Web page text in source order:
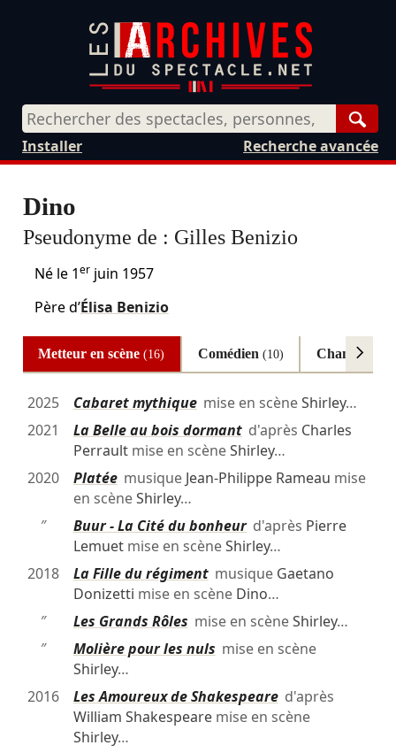
Recherche avancée
Installer
Dino
Pseudonyme de : Gilles Benizio
Né le 1erjuin 1957
Père d’Élisa Benizio
Metteur en scène(16) Comédien (10) Chanteur
2025 Cabaret mythiquemise en scèneShirley…
2021
La Belle au bois dormantd'après Charles
Perraultmise en scèneShirley…
2020
Platéemusique Jean-Philippe Rameau mise
en scèneShirley…
″
Buur - La Cité du bonheurd'après Pierre
Lemuetmise en scèneShirley…
2018
La Fille du régimentmusique Gaetano
Donizetti mise en scène Dino…
″
Les Grands Rôles mise en scèneShirley…
″
Molière pour les nuls mise en scène
Shirley…
2016
Les Amoureux de Shakespeared'après
William Shakespearemise en scène
Shirley…